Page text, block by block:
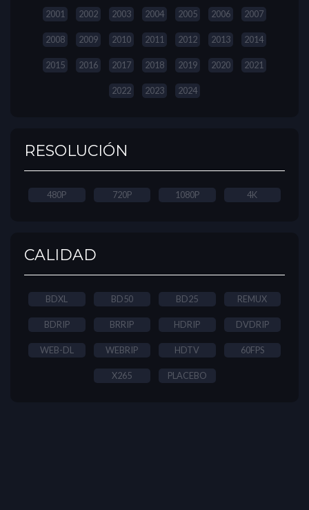
2001 2002 2003 2004 2005 2006 2007
2008 2009 2010 2011 2012 2013 2014
2015 2016 2017 2018 2019 2020 2021
2022 2023 2024
RESOLUCIÓN
480P 720P 1080P 4K
CALIDAD
BDXL BD50 BD25 REMUX
BDRIP BRRIP HDRIP DVDRIP
WEB-DL WEBRIP HDTV 60FPS
X265 PLACEBO